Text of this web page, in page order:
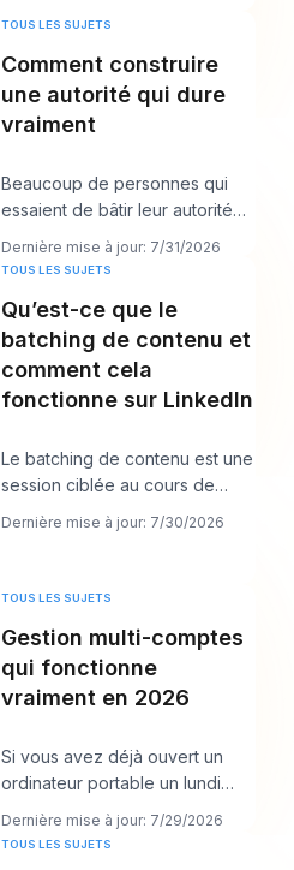
TOUS LES SUJETS
Comment construire
une autorité qui dure
vraiment
Beaucoup de personnes qui
essaient de bâtir leur autorité
en font trop dans la mauvaise
direction. E
Dernière mise à jour: 7/31/2026
TOUS LES SUJETS
Qu’est-ce que le
batching de contenu et
comment cela
fonctionne sur LinkedIn
Le batching de contenu est une
session ciblée au cours de
laquelle vous créez plusieurs
Dernière mise à jour: 7/30/2026
TOUS LES SUJETS
Gestion multi-comptes
qui fonctionne
vraiment en 2026
Si vous avez déjà ouvert un
ordinateur portable un lundi
matin et vu douze connexions,
six calendrie
Dernière mise à jour: 7/29/2026
TOUS LES SUJETS